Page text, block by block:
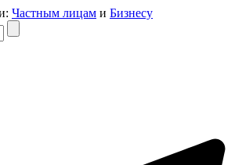
Частным лицам и Бизнесу